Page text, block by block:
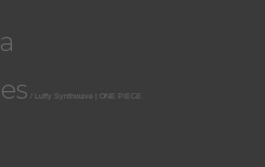
/ Luffy Synthwave | ONE PIECE